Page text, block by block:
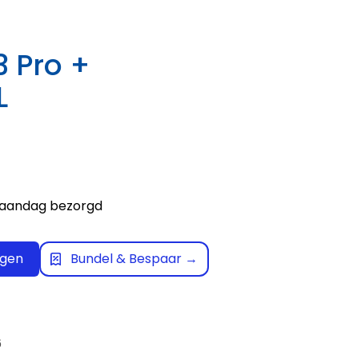
Pro +
bezorgd
Bundel & Bespaar →